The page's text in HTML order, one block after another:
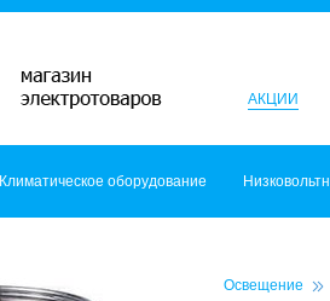
АКЦИИ
Климатическое оборудование
Освещение